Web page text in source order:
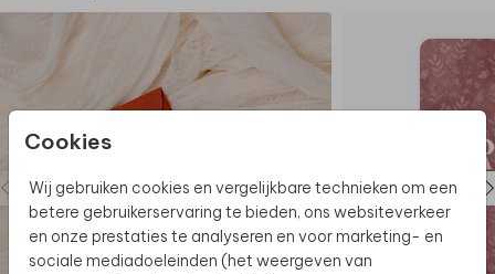
Cookies
Wij gebruiken cookies en vergelijkbare technieken om een
betere gebruikerservaring te bieden, ons websiteverkeer
en onze prestaties te analyseren en voor marketing- en
sociale mediadoeleinden (het weergeven van